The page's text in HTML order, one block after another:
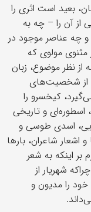
بعید است اثری را
از آن را – چه به
چه عناصر موجود در
مثنوی مولوی که
نظر موضوع، زبان
از شخصیت‌های
کیخسرو را
اسطوره‌ای و تاریخی
اسدی طوسی و
شاعران، بار‌ها
بر اینکه به شعر
شهریار از
خود را مدیون و